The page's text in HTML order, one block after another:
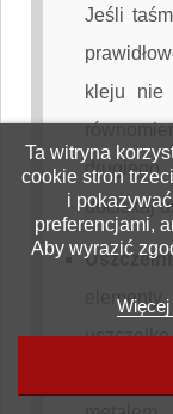
Ta witryna
cookie stron
i
preferencjami,
Aby wyrazić
Jeśli
kleju nie
dociskaj